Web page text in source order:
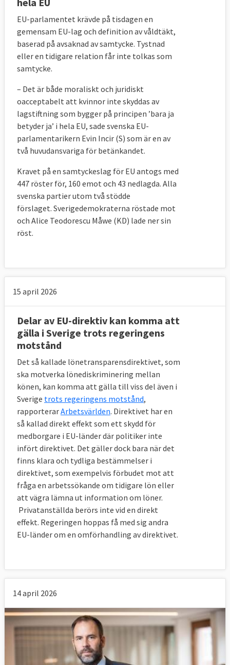
EU-parlamentet krävde på tisdagen en
gemensam EU-lag och definition av våldtäkt,
baserad på avsaknad av samtycke. Tystnad
eller en tidigare relation får inte tolkas som
samtycke.
– Det är både moraliskt och juridiskt
oacceptabelt att kvinnor inte skyddas av
lagstiftning som bygger på principen ’bara ja
betyder ja’ i hela EU, sade svenska EU-
parlamentarikern Evin Incir (S) som är en av
två huvudansvariga för betänkandet.
Kravet på en samtyckeslag för EU antogs med
447 röster för, 160 emot och 43 nedlagda. Alla
svenska partier utom två stödde
förslaget. Sverigedemokraterna röstade mot
och Alice Teodorescu Måwe (KD) lade ner sin
röst.
15 april 2026
Delar av EU-direktiv kan komma att
gälla i Sverige trots regeringens
motstånd
Det så kallade lönetransparensdirektivet, som
ska motverka lönediskriminering mellan
könen, kan komma att gälla till viss del även i
Sverige trots regeringens motstånd,
rapporterarArbetsvärlden. Direktivet har en
så kallad direkt effekt som ett skydd för
medborgare i EU-länder där politiker inte
infört direktivet. Det gäller dock bara när det
finns klara och tydliga bestämmelser i
direktivet, som exempelvis förbudet mot att
fråga en arbetssökande om tidigare lön eller
att vägra lämna ut information om löner.
Privatanställda berörs inte vid en direkt
effekt. Regeringen hoppas få med sig andra
EU-länder om en omförhandling av direktivet.
14 april 2026